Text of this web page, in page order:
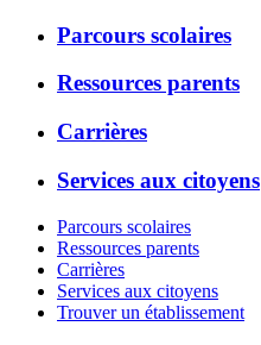
Parcours scolaires
Ressources parents
Carrières
Services aux citoyens
Parcours scolaires
Ressources parents
Carrières
Services aux citoyens
Trouver un établissement